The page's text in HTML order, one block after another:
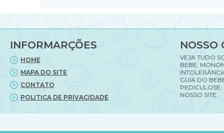
INFORMARÇÕES
HOME
MAPA DO SITE
CONTATO
POLITICA DE PRIVACIDADE
NOSSO
VEJA TUDO
BEBE,
GUIA DO
PEDICULOSE,
NOSSO SITE.